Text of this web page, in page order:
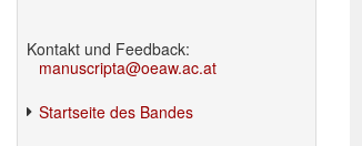
Kontakt und Feedback:
manuscripta@oeaw.ac.at
Startseite des Bandes